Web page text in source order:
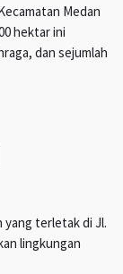
Medan
hektar ini
dan sejumlah
yang terletak di Jl.
lingkungan